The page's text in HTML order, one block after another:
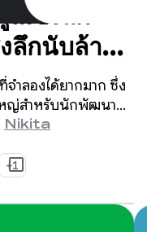
เชิงลึก
ลึกนับล้าน
ำลองได้ยากมาก ซึ่ง
ญ่สำหรับนักพัฒนาแอ
Nikita
+1